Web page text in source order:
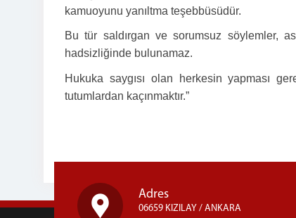
kamuoyunu yanıltma teşebbüsüdür.
Bu tür saldırgan ve sorumsuz söylemler,
hadsizliğinde bulunamaz.
Hukuka saygısı olan herkesin yapması
tutumlardan kaçınmaktır.”
Adres
06659 KIZILAY / ANKARA